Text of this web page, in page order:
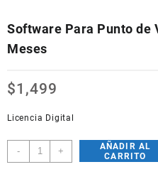
Software Para Punto de
Meses
$1,499
Licencia Digital
-
Software
Para
+
AÑADIR AL
CARRITO